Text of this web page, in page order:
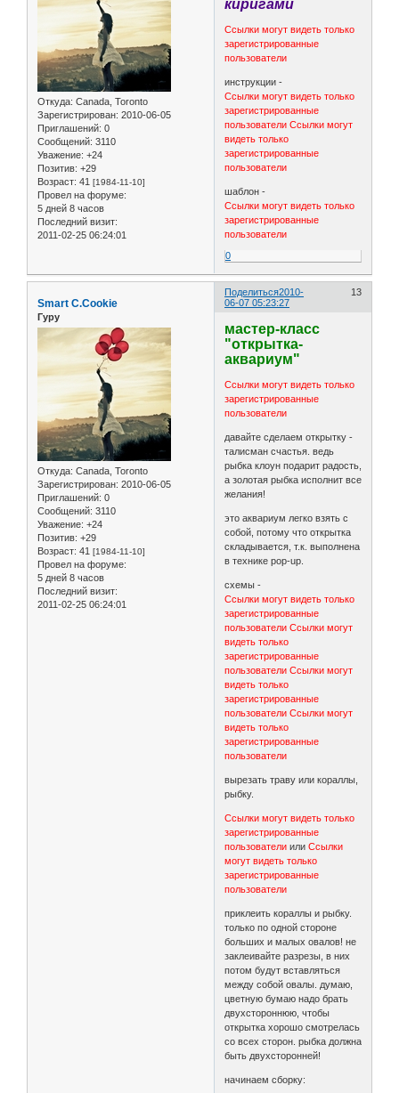
Откуда: Canada, Toronto
Зарегистрирован: 2010-06-05
Приглашений: 0
Сообщений: 3110
Уважение: +24
Позитив: +29
Возраст: 41 [1984-11-10]
Провел на форуме:
5 дней 8 часов
Последний визит:
2011-02-25 06:24:01
киригами
Ссылки могут видеть только
зарегистрированные
пользователи
инструкции -
Ссылки могут видеть только
зарегистрированные
пользователи Ссылки могут
видеть только
зарегистрированные
пользователи
шаблон -
Ссылки могут видеть только
зарегистрированные
пользователи
0
Поделиться 13
2010-
06-07 05:23:27
Smart C.Cookie
Гуру
Откуда: Canada, Toronto
Зарегистрирован: 2010-06-05
Приглашений: 0
Сообщений: 3110
Уважение: +24
Позитив: +29
Возраст: 41 [1984-11-10]
Провел на форуме:
5 дней 8 часов
Последний визит:
2011-02-25 06:24:01
мастер-класс
"открытка-
аквариум"
Ссылки могут видеть только
зарегистрированные
пользователи
давайте сделаем открытку -
талисман счастья. ведь
рыбка клоун подарит радость,
а золотая рыбка исполнит все
желания!
это аквариум легко взять с
собой, потому что открытка
складывается, т.к. выполнена
в технике pop-up.
схемы -
Ссылки могут видеть только
зарегистрированные
пользователи Ссылки могут
видеть только
зарегистрированные
пользователи Ссылки могут
видеть только
зарегистрированные
пользователи Ссылки могут
видеть только
зарегистрированные
пользователи
вырезать траву или кораллы,
рыбку.
Ссылки могут видеть только
зарегистрированные
пользователи илиСсылки
могут видеть только
зарегистрированные
пользователи
приклеить кораллы и рыбку.
только по одной стороне
больших и малых овалов! не
заклеивайте разрезы, в них
потом будут вставляться
между собой овалы. думаю,
цветную бумаю надо брать
двухстороннюю, чтобы
открытка хорошо смотрелась
со всех сторон. рыбка должна
быть двухсторонней!
начинаем сборку: